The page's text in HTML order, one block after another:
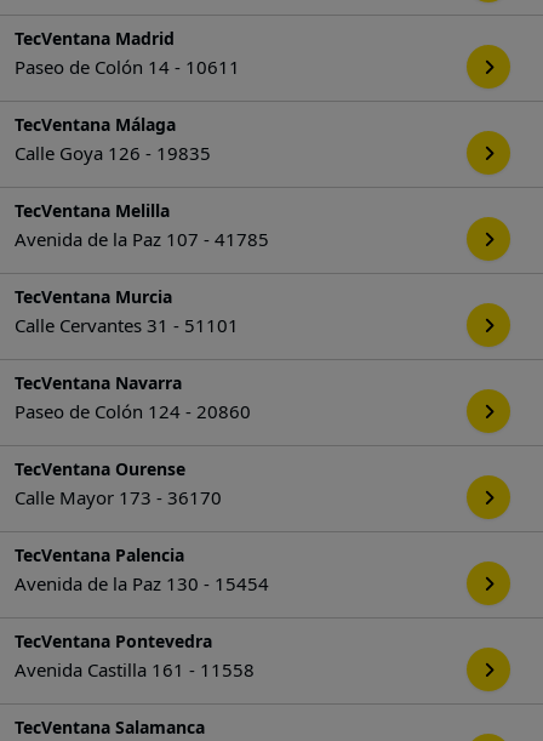
TecVentana Madrid
Paseo de Colón 14 - 10611
TecVentana Málaga
Calle Goya 126 - 19835
TecVentana Melilla
Avenida de la Paz 107 - 41785
TecVentana Murcia
Calle Cervantes 31 - 51101
TecVentana Navarra
Paseo de Colón 124 - 20860
TecVentana Ourense
Calle Mayor 173 - 36170
TecVentana Palencia
Avenida de la Paz 130 - 15454
TecVentana Pontevedra
Avenida Castilla 161 - 11558
TecVentana Salamanca